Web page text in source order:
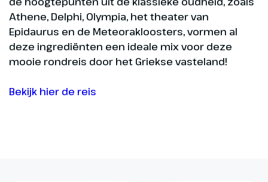
Athene, Delphi, Olympia, het theater van
Epidaurus en de Meteorakloosters, vormen al
deze ingrediënten een ideale mix voor deze
mooie rondreis door het Griekse vasteland!
Bekijk hier de reis